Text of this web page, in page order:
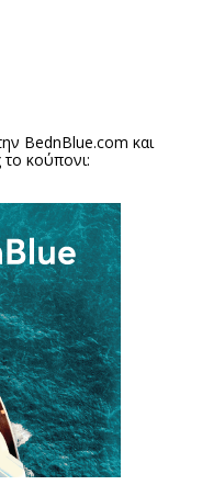
BednBlue.com και
κούπονι: